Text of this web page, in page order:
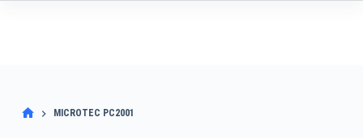
MICROTEC PC2001